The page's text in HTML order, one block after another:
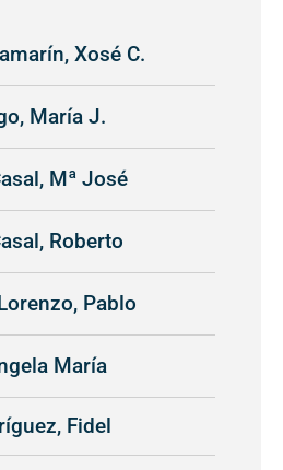
Xosé C.
María J.
Mª José
Roberto
Pablo
María
Fidel